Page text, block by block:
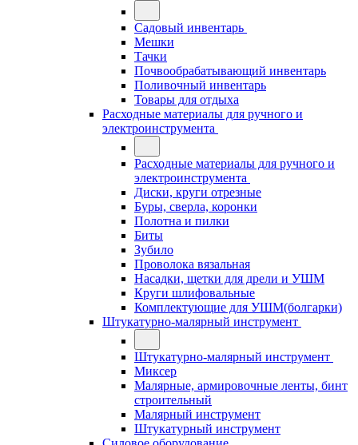
Садовый инвентарь
Мешки
Тачки
Почвообрабатывающий инвентарь
Поливочный инвентарь
Товары для отдыха
Расходные материалы для ручного и
электроинструмента
Расходные материалы для ручного и
электроинструмента
Диски, круги отрезные
Буры, сверла, коронки
Полотна и пилки
Биты
Зубило
Проволока вязальная
Насадки, щетки для дрели и УШМ
Круги шлифовальные
Комплектующие для УШМ(болгарки)
Штукатурно-малярный инструмент
Штукатурно-малярный инструмент
Миксер
Малярные, армировочные ленты, бинт
строительный
Малярный инструмент
Штукатурный инструмент